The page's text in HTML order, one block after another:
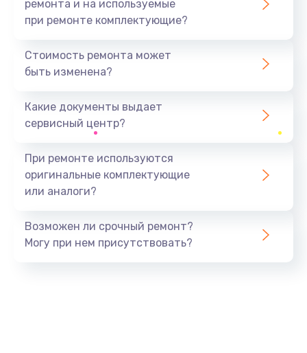
ремонта и на используемые
при ремонте комплектующие?
Стоимость ремонта может
быть изменена?
Какие документы выдает
сервисный центр?
При ремонте используются
оригинальные комплектующие
или аналоги?
Возможен ли срочный ремонт?
Могу при нем присутствовать?